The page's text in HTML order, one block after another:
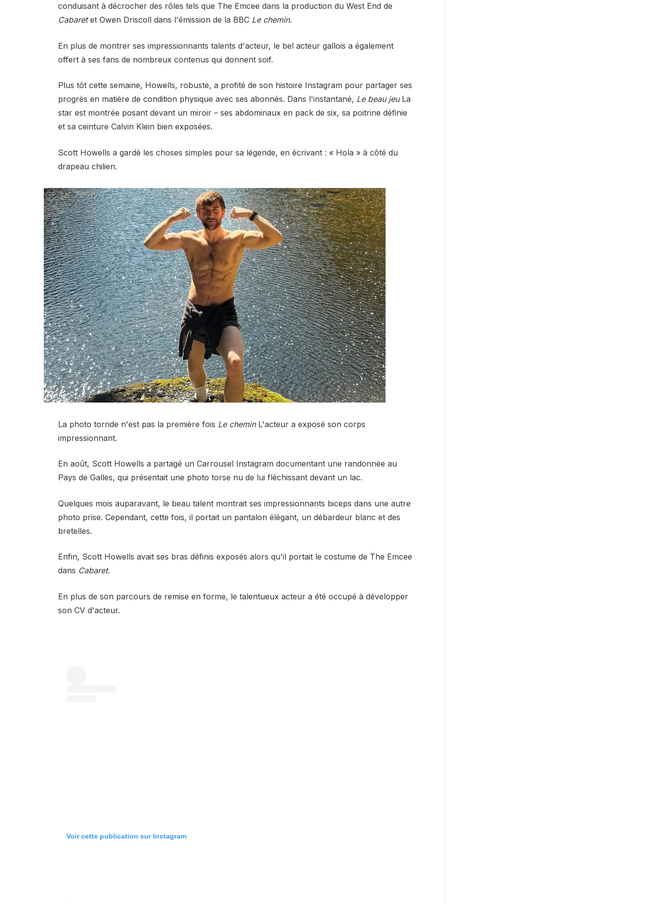
conduisant à décrocher des rôles tels que The Emcee dans la production du West End de
Cabaretet Owen Driscoll dans l'émission de la BBC Le chemin.
En plus de montrer ses impressionnants talents d'acteur, le bel acteur gallois a également
offert à ses fans de nombreux contenus qui donnent soif.
Plus tôt cette semaine, Howells, robuste, a profité de son histoire Instagram pour partager ses
progrès en matière de condition physique avec ses abonnés. Dans l'instantané, Le beau jeuLa
star est montrée posant devant un miroir – ses abdominaux en pack de six, sa poitrine définie
et sa ceinture Calvin Klein bien exposées.
Scott Howells a gardé les choses simples pour sa légende, en écrivant : « Hola » à côté du
drapeau chilien.
La photo torride n'est pas la première fois Le cheminL'acteur a exposé son corps
impressionnant.
En août, Scott Howells a partagé un Carrousel Instagram documentant une randonnée au
Pays de Galles, qui présentait une photo torse nu de lui fléchissant devant un lac.
Quelques mois auparavant, le beau talent montrait ses impressionnants biceps dans une autre
photo prise. Cependant, cette fois, il portait un pantalon élégant, un débardeur blanc et des
bretelles.
Enfin, Scott Howells avait ses bras définis exposés alors qu'il portait le costume de The Emcee
dans Cabaret.
En plus de son parcours de remise en forme, le talentueux acteur a été occupé à développer
son CV d'acteur.
Voir cette publication sur Instagram